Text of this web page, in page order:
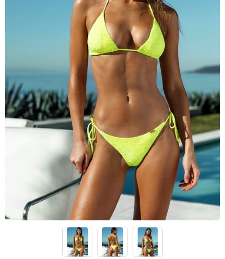
Heroine Sport
Milonga
Tkees